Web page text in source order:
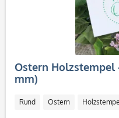
Ostern Holzstempel
mm)
Rund Ostern